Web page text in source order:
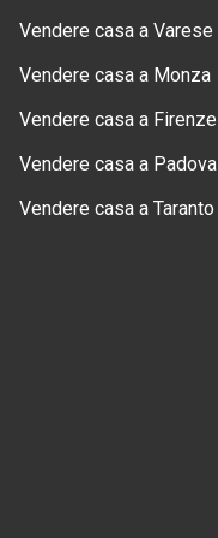
Vendere casa a Varese
Vendere casa a Monza
Vendere casa a Firenze
Vendere casa a Padova
Vendere casa a Taranto